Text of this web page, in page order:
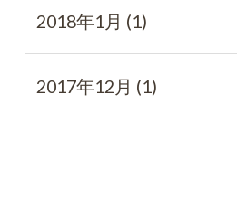
2018年1月 (1)
2017年12月 (1)